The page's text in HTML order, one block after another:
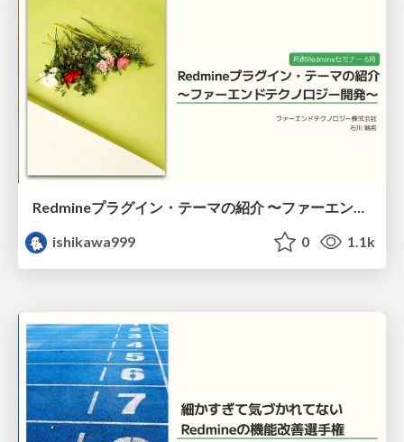
Redmineプラグイン・テーマの紹介 〜ファーエンドテクノロジー開発〜
ishikawa999
0 1.1k